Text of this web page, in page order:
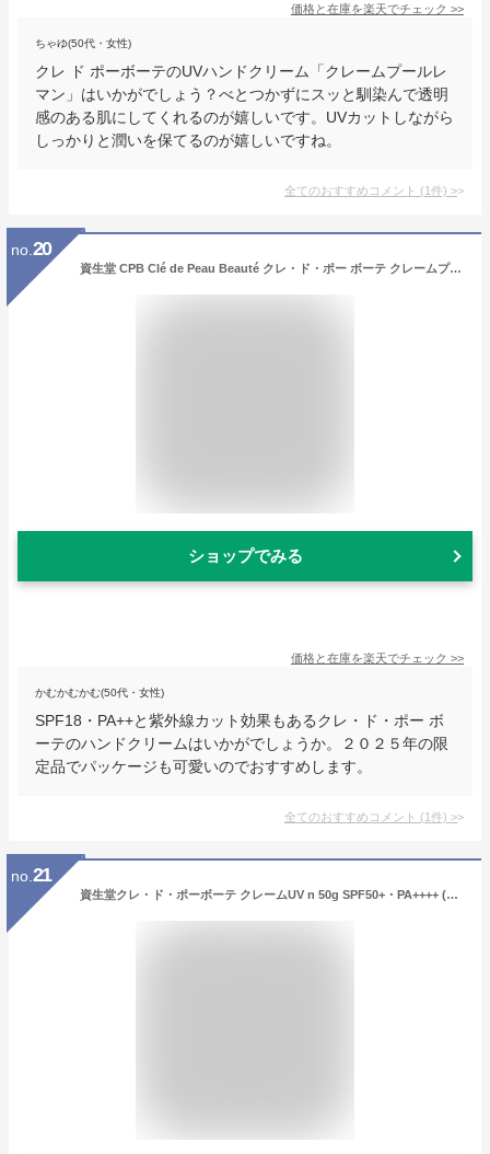
価格と在庫を楽天でチェック >>
ちゃゆ(50代・女性)
クレ ド ポーボーテのUVハンドクリーム「クレームプールレ
マン」はいかがでしょう？べとつかずにスッと馴染んで透明
感のある肌にしてくれるのが嬉しいです。UVカットしながら
しっかりと潤いを保てるのが嬉しいですね。
全てのおすすめコメント (1件) >
no. 20
資生堂 CPB Clé de Peau Beauté クレ・ド・ポー ボーテ クレームプールレマン ＜ハンドクリーム＞75g 2025 限定品 LIMITED COLLECTION
ショップでみる
価格と在庫を楽天でチェック >>
かむかむかむ(50代・女性)
SPF18・PA++と紫外線カット効果もあるクレ・ド・ポー ボ
ーテのハンドクリームはいかがでしょうか。２０２５年の限
定品でパッケージも可愛いのでおすすめします。
全てのおすすめコメント (1件) >
no. 21
資生堂クレ・ド・ポーボーテ クレームUV n 50g SPF50+・PA++++ (お一人様１個限り)【国内正規品】リニューアル